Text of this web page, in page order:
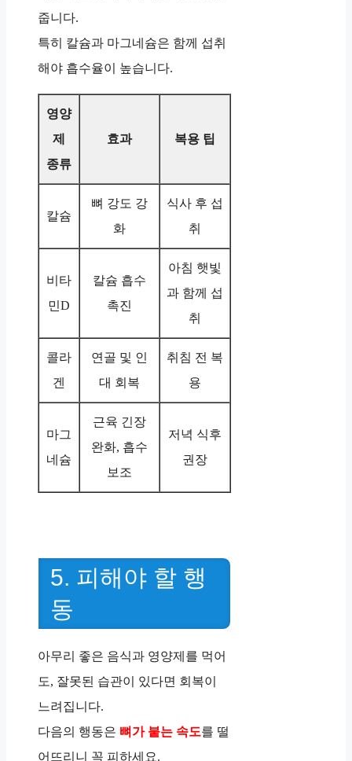
줍니다.
특히 칼슘과 마그네슘은 함께 섭취
해야 흡수율이 높습니다.
영양
제
종류
효과 복용 팁
칼슘
뼈 강도 강
화
식사 후 섭
취
비타
민D
칼슘 흡수
촉진
아침 햇빛
과 함께 섭
취
콜라
겐
연골 및 인
대 회복
취침 전 복
용
마그
네슘
근육 긴장
완화, 흡수
보조
저녁 식후
권장
5. 피해야 할 행
동
아무리 좋은 음식과 영양제를 먹어
도, 잘못된 습관이 있다면 회복이
느려집니다.
다음의 행동은 뼈가 붙는 속도를 떨
어뜨리니 꼭 피하세요.